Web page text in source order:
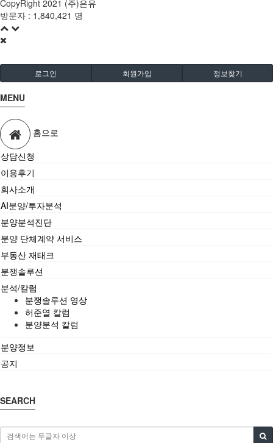
CopyRight 2021 (주)은유
방문자 : 1,840,421 명
로그인 회원가입 정보찾기
MENU
홈으로
상담신청
이용후기
회사소개
AI분양/투자분석
분양분석진단
분양 단체계약 서비스
부동산 재태크
분쟁솔루션
분석/칼럼
분쟁솔루션 영상
허준열 칼럼
분양분석 칼럼
분양정보
공지
SEARCH